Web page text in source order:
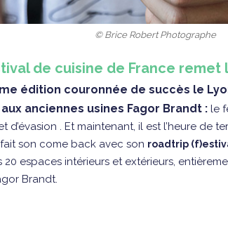
© Brice Robert Photographe
de cuisine de France remet
édition couronnée de succès le
aux anciennes usines Fagor Brandt : le
d’évasion . Et maintenant, il est l’heure de
son come back avec son roadtrip
espaces intérieurs et extérieurs,
Brandt.